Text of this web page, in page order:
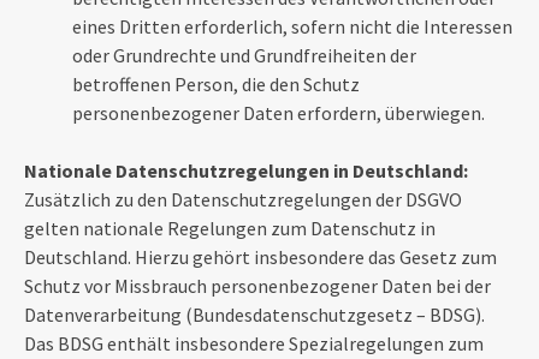
eines Dritten erforderlich, sofern nicht die Interessen
oder Grundrechte und Grundfreiheiten der
betroffenen Person, die den Schutz
personenbezogener Daten erfordern, überwiegen.
Nationale Datenschutzregelungen in Deutschland:
Zusätzlich zu den Datenschutzregelungen der DSGVO
gelten nationale Regelungen zum Datenschutz in
Deutschland. Hierzu gehört insbesondere das Gesetz zum
Schutz vor Missbrauch personenbezogener Daten bei der
Datenverarbeitung (Bundesdatenschutzgesetz – BDSG).
Das BDSG enthält insbesondere Spezialregelungen zum